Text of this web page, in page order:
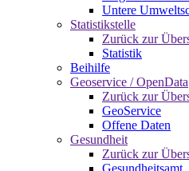
Untere
Statistikstelle
Zurück zur
Statistik
Beihilfe
Geoservice / OpenData
Zurück zur
GeoService
Offene Daten
Gesundheit
Zurück zur
Gesundheitsamt